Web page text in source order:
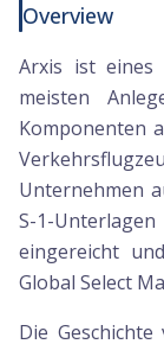
Overview
Arxis ist eines
meisten
Komponenten
Unternehmen
S-1-
eingereicht
Global Select
Die